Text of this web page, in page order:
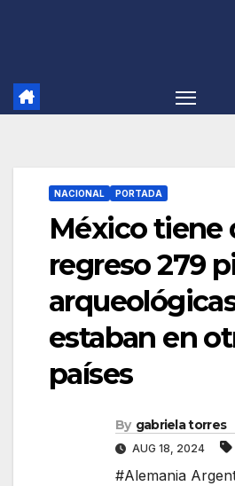
NACIONAL PORTADA
México tiene
regreso 279
estaban en
países
By gabriela torres
AUG 18, 2024
#Alemania